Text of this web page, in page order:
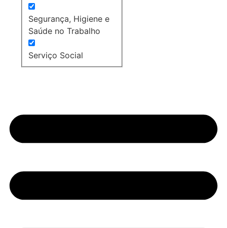
Segurança, Higiene e
Saúde no Trabalho
Serviço Social